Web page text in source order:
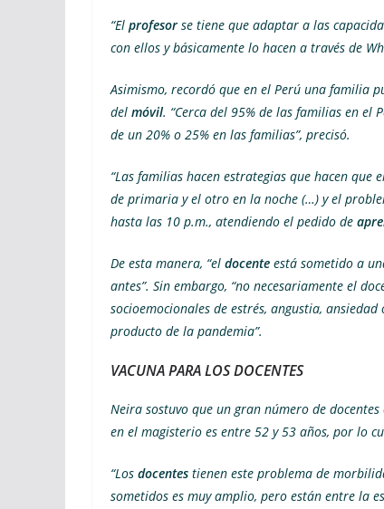
“El profesor se tiene que adaptar a las
con ellos y básicamente lo hacen a través de
Asimismo, recordó que en el Perú una familia
del móvil. “Cerca del 95% de las familias en el
de un 20% o 25% en las familias”, precisó.
“Las familias hacen estrategias que hacen
de primaria y el otro en la noche (…) y el
hasta las 10 p.m., atendiendo el pedido de
De esta manera, “el docente está sometido a
antes”. Sin embargo, “no necesariamente el
socioemocionales de estrés, angustia,
producto de la pandemia”.
VACUNA PARA LOS DOCENTES
Neira sostuvo que un gran número de
en el magisterio es entre 52 y 53 años, por lo
“Los docentes tienen este problema de
sometidos es muy amplio, pero están entre la